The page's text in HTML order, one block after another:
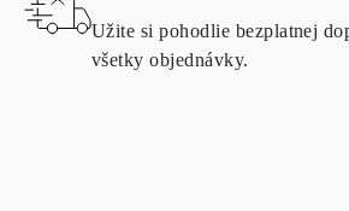
doručenia zásielky. Produkty obsahujúce
možné vrátiť za rovnakých podmienok – a
od dátumu doručenia zásielky.
Užite si pohodlie bezplatnej
všetky objednávky.